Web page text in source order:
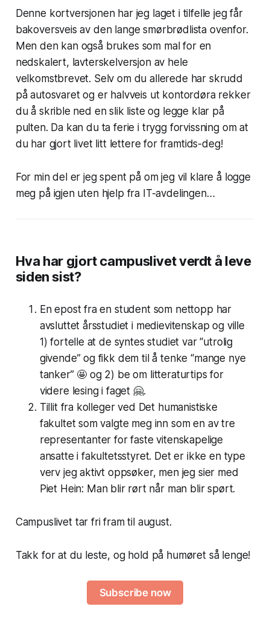
Denne kortversjonen har jeg laget i tilfelle jeg får
bakoversveis av den lange smørbrødlista ovenfor.
Men den kan også brukes som mal for en
nedskalert, lavterskelversjon av hele
velkomstbrevet. Selv om du allerede har skrudd
på autosvaret og er halvveis ut kontordøra rekker
du å skrible ned en slik liste og legge klar på
pulten. Da kan du ta ferie i trygg forvissning om at
du har gjort livet litt lettere for framtids-deg!
For min del er jeg spent på om jeg vil klare å logge
meg på igjen uten hjelp fra IT-avdelingen…
Hva har gjort campuslivet verdt å leve
siden sist?
En epost fra en student som nettopp har
avsluttet årsstudiet i medievitenskap og ville
1) fortelle at de syntes studiet var “utrolig
givende” og fikk dem til å tenke “mange nye
tanker” 🤩 og 2) be om litteraturtips for
videre lesing i faget 🤗.
Tillit fra kolleger ved Det humanistiske
fakultet som valgte meg inn som en av tre
representanter for faste vitenskapelige
ansatte i fakultetsstyret. Det er ikke en type
verv jeg aktivt oppsøker, men jeg sier med
Piet Hein: Man blir rørt når man blir spørt.
Campuslivettar fri fram til august.
Takk for at du leste, og hold på humøret så lenge!
Subscribe now